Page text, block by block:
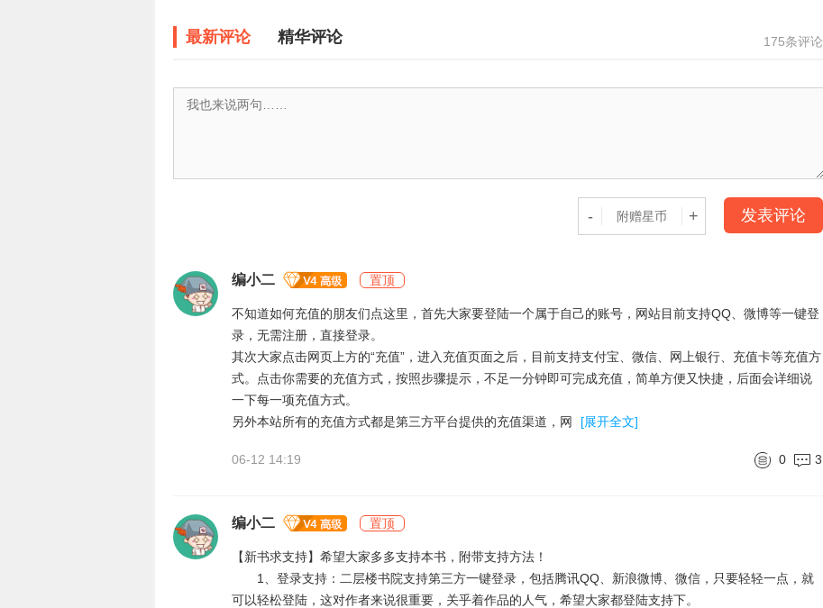
最新评论 精华评论 175条评论
发表评论
- +
编小二 置顶
不知道如何充值的朋友们点这里，首先大家要登陆一个属于自己的账号，网站目前支持QQ、微博等一键登
录，无需注册，直接登录。
其次大家点击网页上方的“充值”，进入充值页面之后，目前支持支付宝、微信、网上银行、充值卡等充值方
式。点击你需要的充值方式，按照步骤提示，不足一分钟即可完成充值，简单方便又快捷，后面会详细说
一下每一项充值方式。
另外本站所有的充值方式都是第三方平台提供的充值渠道，网
[展开全文]
06-12 14:19 0 3
编小二 置顶
【新书求支持】希望大家多多支持本书，附带支持方法！
1、登录支持：二层楼书院支持第三方一键登录，包括腾讯QQ、新浪微博、微信，只要轻轻一点，就
可以轻松登陆，这对作者来说很重要，关乎着作品的人气，希望大家都登陆支持下。